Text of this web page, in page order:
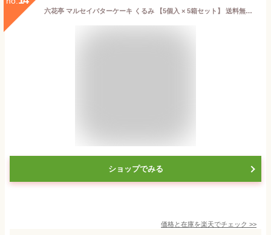
六花亭 マルセイバターケーキ くるみ 【5個入 × 5箱セット】 送料無料 クルミ 胡桃 マルセイ シリーズ ギフト プレゼント 老舗 バターサンド キャラメル お中元 ギフト 人気 帯広 お菓子 個包装 洋菓子 誕生日 内祝い 退職 転勤 感謝
ショップでみる
価格と在庫を楽天でチェック >>